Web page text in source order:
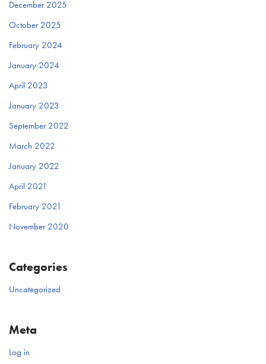
December 2025
October 2025
February 2024
January 2024
April 2023
January 2023
September 2022
March 2022
January 2022
April 2021
February 2021
November 2020
Categories
Uncategorized
Meta
Log in